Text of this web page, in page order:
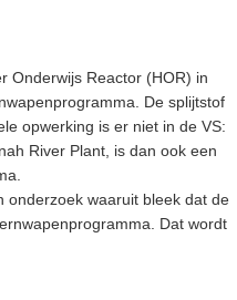
Onderwijs Reactor (HOR) in
De splijtstof
opwerking is er niet in de VS:
River Plant, is dan ook een
onderzoek waaruit bleek dat de
Dat wordt